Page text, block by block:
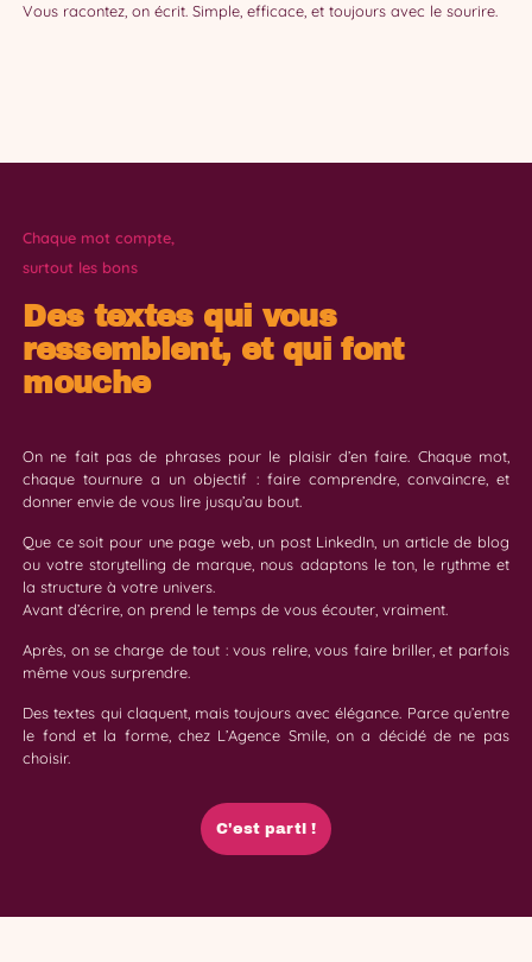
Vous racontez, on écrit. Simple, efficace, et toujours avec le sourire.
Chaque mot compte,
surtout les bons
Des textes qui vous
ressemblent, et qui font
mouche
On ne fait pas de phrases pour le plaisir d’en faire. Chaque mot,
chaque tournure a un objectif : faire comprendre, convaincre, et
donner envie de vous lire jusqu’au bout.
Que ce soit pour une page web, un post LinkedIn, un article de blog
ou votre storytelling de marque, nous adaptons le ton, le rythme et
la structure à votre univers.
Avant d’écrire, on prend le temps de vous écouter, vraiment.
Après, on se charge de tout : vous relire, vous faire briller, et parfois
même vous surprendre.
Des textes qui claquent, mais toujours avec élégance. Parce qu’entre
le fond et la forme, chez L’Agence Smile, on a décidé de ne pas
choisir.
C'est parti !